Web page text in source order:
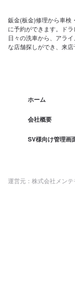
鈑金(板金)修理から車検
に予約ができます。ド
日々の洗車から、アラ
な店舗探しができ、来店
ホーム
会社概要
SV様向け管理画
運営元：株式会社メンテ